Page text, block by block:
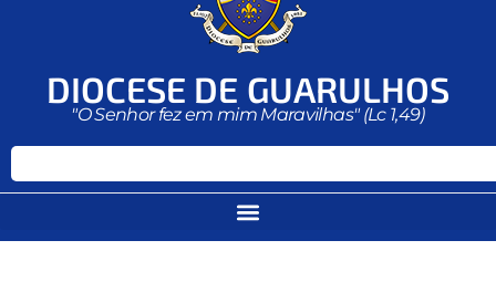
DIOCESE DE GUARULHOS
"O Senhor fez em mim Maravilhas" (Lc 1,49)